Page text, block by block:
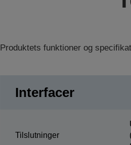
Produktets funktioner og
Interfacer
Tilslutninger